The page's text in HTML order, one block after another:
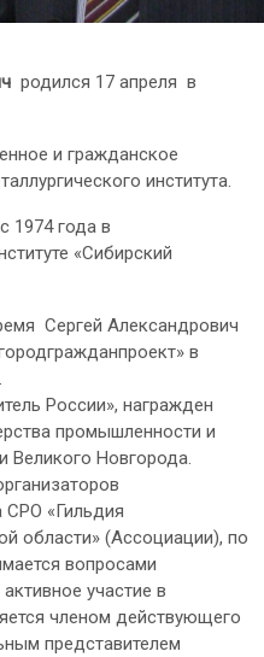
родился 17 апреля в
и гражданское
института.
1974 года в
«Сибирский
Сергей Александрович
в
России», награжден
промышленности и
Новгорода.
СРО «Гильдия
области» (Ассоциации), по
вопросами
участие в
членом действующего
представителем